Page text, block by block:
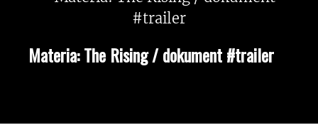
Materia: The Rising / dokument #trailer